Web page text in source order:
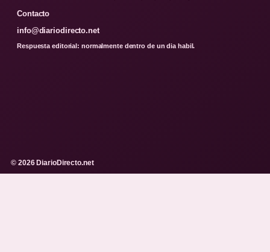
Contacto
info@diariodirecto.net
Respuesta editorial: normalmente dentro de un dia habil.
© 2026 DiarioDirecto.net